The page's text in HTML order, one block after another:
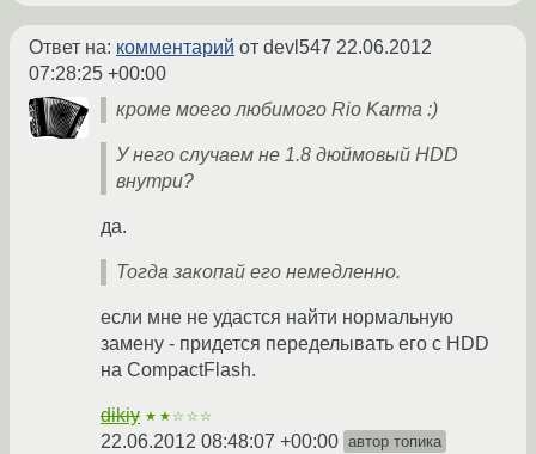
Ответ на: комментарий от devl547 22.06.2012
07:28:25 +00:00
кроме моего любимого Rio Karma :)
У него случаем не 1.8 дюймовый HDD
внутри?
да.
Тогда закопай его немедленно.
если мне не удастся найти нормальную
замену - придется переделывать его с HDD
на CompactFlash.
dikiy ★★☆☆☆
22.06.2012 08:48:07 +00:00 автор топика